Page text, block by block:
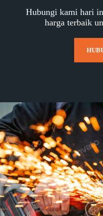
Hubungi kami hari
harga terbaik